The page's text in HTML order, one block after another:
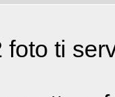
foto ti